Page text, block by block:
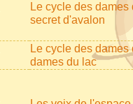
Le cycle des dames
secret d'avalon
Le cycle des dames
dames du lac